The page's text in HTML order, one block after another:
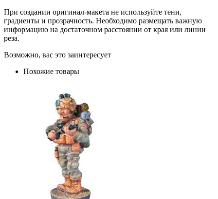
При создании оригинал-макета не используйте тени,
градиенты и прозрачность. Необходимо размещать важную
информацию на достаточном расстоянии от края или линии
реза.
Возможно, вас это заинтересует
Похожие товары